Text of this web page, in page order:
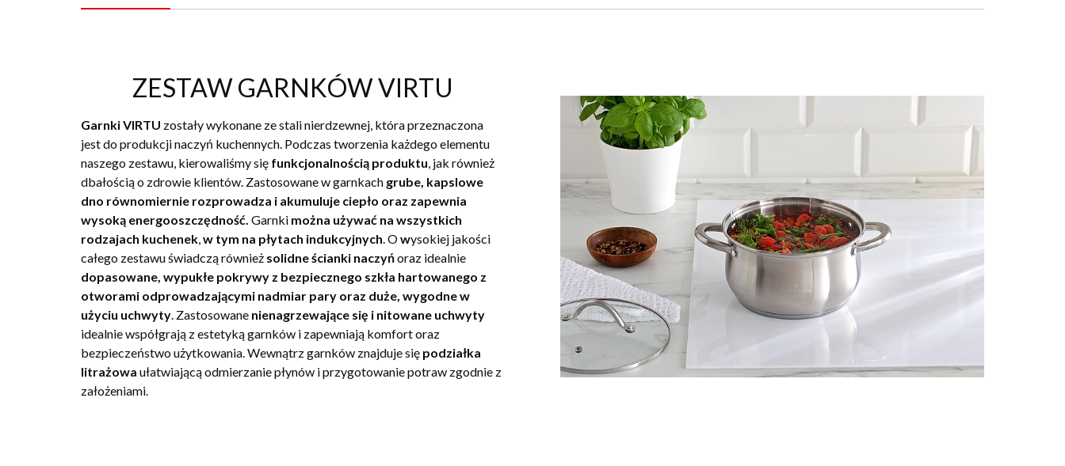
ZESTAW GARNKÓW VIRTU
Garnki VIRTU zostały wykonane ze stali nierdzewnej, która przeznaczona
jest do produkcji naczyń kuchennych. Podczas tworzenia każdego elementu
naszego zestawu, kierowaliśmy się funkcjonalnością produktu, jak również
dbałością o zdrowie klientów. Zastosowane w garnkach grube, kapslowe
dno równomiernie rozprowadza i akumuluje ciepło oraz zapewnia
wysoką energooszczędność. Garnki można używać na wszystkich
rodzajach kuchenek,w tym na płytach indukcyjnych. Owysokiej jakości
całego zestawu świadczą również solidne ścianki naczyńoraz idealnie
dopasowane, wypukłe pokrywy z bezpiecznego szkła hartowanego z
otworami odprowadzającymi nadmiar pary oraz duże, wygodne w
użyciu uchwyty. Zastosowane nienagrzewające się i nitowane uchwyty
idealnie współgrają z estetyką garnków i zapewniają komfort oraz
bezpieczeństwo użytkowania. Wewnątrz garnków znajduje się podziałka
litrażowa ułatwiającą odmierzanie płynów i przygotowanie potraw zgodnie z
założeniami.